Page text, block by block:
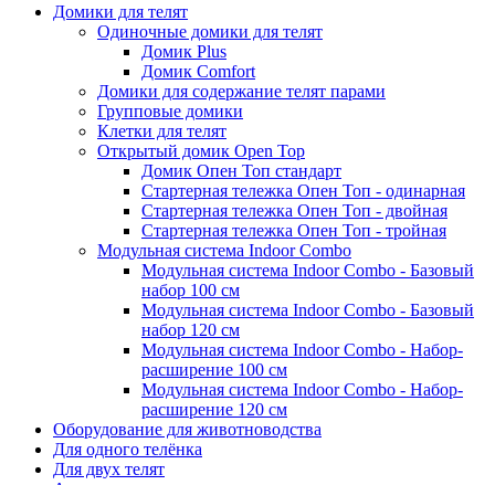
Домики для телят
Одиночные домики для телят
Домик Plus
Домик Comfort
Домики для содержание телят парами
Групповые домики
Клетки для телят
Открытый домик Open Top
Домик Опен Топ стандарт
Стартерная тележка Опен Топ - одинарная
Стартерная тележка Опен Топ - двойная
Стартерная тележка Опен Топ - тройная
Модульная система Indoor Combo
Модульная система Indoor Combo - Базовый
набор 100 см
Модульная система Indoor Combo - Базовый
набор 120 см
Модульная система Indoor Combo - Набор-
расширение 100 см
Модульная система Indoor Combo - Набор-
расширение 120 см
Оборудование для животноводства
Для одного телёнка
Для двух телят